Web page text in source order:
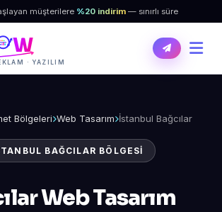
müşterilere %20 indirim — sınırlı süre
W
· YAZILIM
Bölgeleri Web Tasarım İstanbul Bağcılar
BAĞCILAR BÖLGESI
Web Tasarım